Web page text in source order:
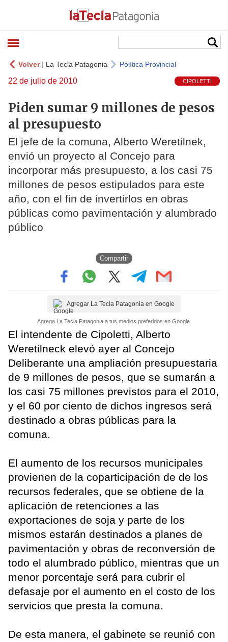
Volver| La Tecla Patagonia Política Provincial
22 de julio de 2010 CIPOLETTI
Piden sumar 9 millones de pesos
al presupuesto
El jefe de la comuna, Alberto Weretilnek,
envió un proyecto al Concejo para
incorporar más presupuesto, a los casi 75
millones de pesos estipulados para este
año, con el fin de invertirlos en obras
públicas como pavimentación y alumbrado
público
Compartir
Agregar La Tecla Patagonia en Google
Agrega La Tecla Patagonia a tus medios preferidos en Google.
El intendente de Cipoletti, Alberto
Weretilneck elevó ayer al Concejo
Deliberante una ampliación presupuestaria
de 9 millones de pesos, que se sumarán a
los casi 75 millones previstos para el 2010,
y el 60 por ciento de dichos ingresos será
destinado a obras públicas para la
comuna.
El aumento de los recursos municipales
provienen de la coparticipación de de los
recursos federales, que se obtiene de la
aplicación de retenciones a las
exportaciones de soja y parte de los
mismos estarán destinados a planes de
pavimentación y obras de reconversión de
todo el alumbrado público, mientras que un
menor porcentaje será para cubrir el
defasaje por el aumento en el costo de los
servicios que presta la comuna.
De esta manera, el gabinete se reunió con